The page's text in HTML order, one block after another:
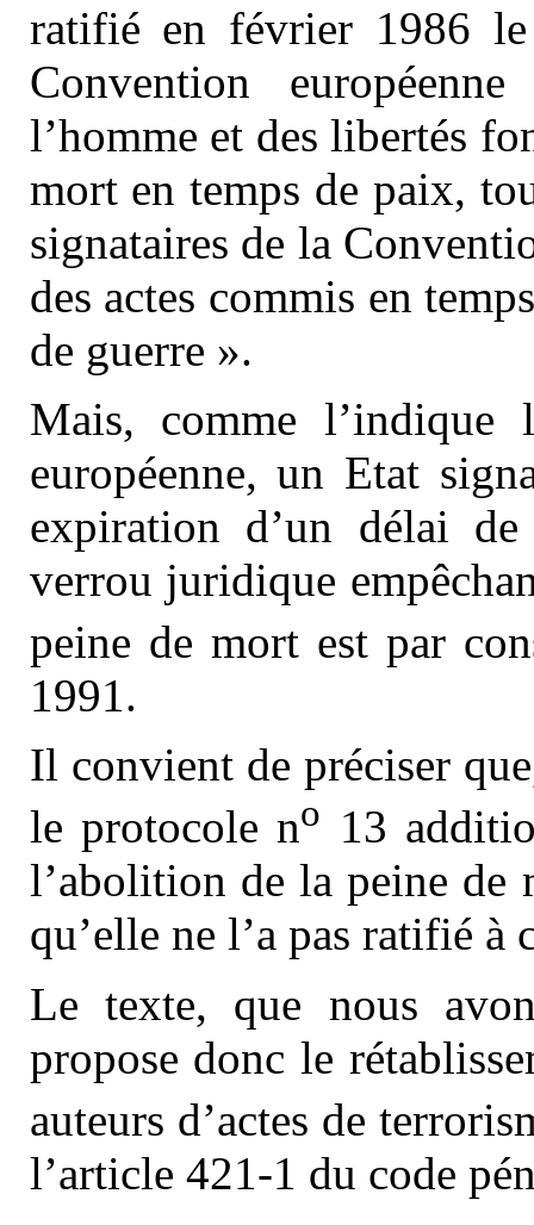
ratifié en février 1986
Convention
l’homme et des libertés
mort en temps de paix,
signataires de la
des actes commis en
de guerre ».
Mais, comme l’indique
européenne, un Etat
expiration d’un délai
verrou juridique
peine de mort est par
1991.
Il convient de préciser
le protocole no 13
l’abolition de la peine de
qu’elle ne l’a pas ratifié à
Le texte, que nous
propose donc le
auteurs d’actes de
l’article 421-1 du code